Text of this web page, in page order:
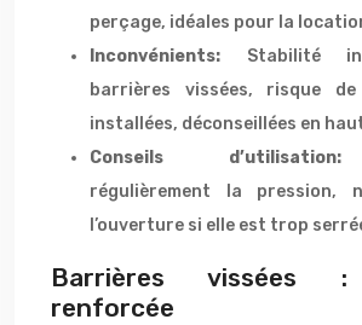
perçage, idéales pour la
Inconvénients: Stabilité
barrières vissées, risque
installées, déconseillées en
Conseils
régulièrement la pression,
l’ouverture si elle est trop
Barrières vissées :
renforcée